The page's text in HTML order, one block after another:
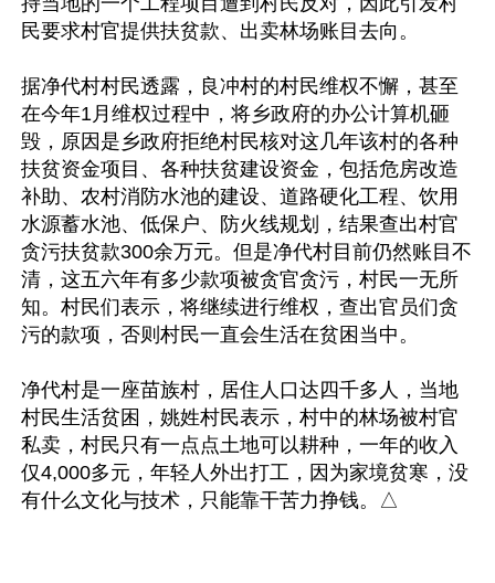
民要求村官提供扶贫款、出卖林场账目去向。
据净代村村民透露，良冲村的村民维权不懈，甚至
在今年1月维权过程中，将乡政府的办公计算机砸
毁，原因是乡政府拒绝村民核对这几年该村的各种
扶贫资金项目、各种扶贫建设资金，包括危房改造
补助、农村消防水池的建设、道路硬化工程、饮用
水源蓄水池、低保户、防火线规划，结果查出村官
贪污扶贫款300余万元。但是净代村目前仍然账目不
清，这五六年有多少款项被贪官贪污，村民一无所
知。村民们表示，将继续进行维权，查出官员们贪
污的款项，否则村民一直会生活在贫困当中。
净代村是一座苗族村，居住人口达四千多人，当地
村民生活贫困，姚姓村民表示，村中的林场被村官
私卖，村民只有一点点土地可以耕种，一年的收入
仅4,000多元，年轻人外出打工，因为家境贫寒，没